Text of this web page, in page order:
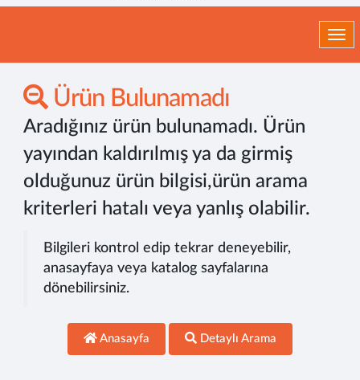
Ürün Bulunamadı
Aradığınız ürün bulunamadı. Ürün
yayından kaldırılmış ya da girmiş
olduğunuz ürün bilgisi,ürün arama
kriterleri hatalı veya yanlış olabilir.
Bilgileri kontrol edip tekrar deneyebilir,
anasayfaya veya katalog sayfalarına
dönebilirsiniz.
Anasayfa Detaylı Arama